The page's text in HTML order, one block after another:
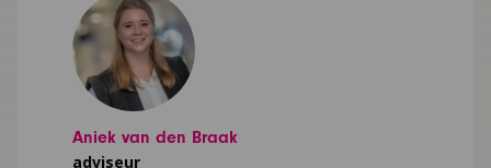
Aniek van den Braak
adviseur